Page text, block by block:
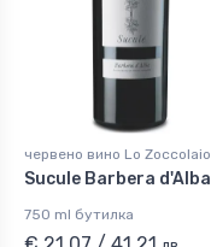
червено вино Lo Zoccolaio
Sucule Barbera d'Alba
750 ml бутилка